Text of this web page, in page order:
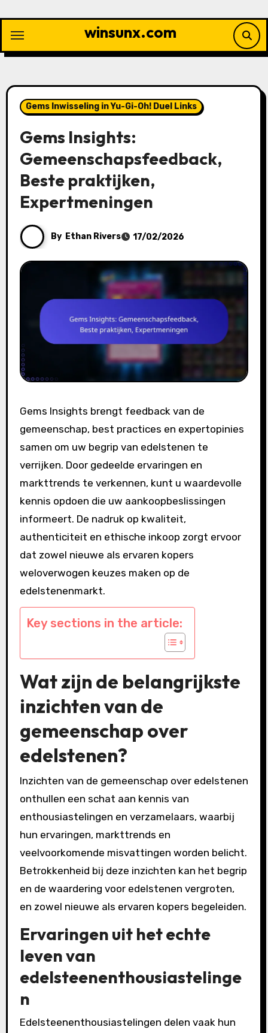
content
winsunx.com
Gems Inwisseling in Yu-Gi-Oh! Duel Links
Gems Insights:
Gemeenschapsfeedback,
Beste praktijken,
Expertmeningen
By Ethan Rivers 17/02/2026
Gems Insights brengt feedback van de
gemeenschap, best practices en expertopinies
samen om uw begrip van edelstenen te
verrijken. Door gedeelde ervaringen en
markttrends te verkennen, kunt u waardevolle
kennis opdoen die uw aankoopbeslissingen
informeert. De nadruk op kwaliteit,
authenticiteit en ethische inkoop zorgt ervoor
dat zowel nieuwe als ervaren kopers
weloverwogen keuzes maken op de
edelstenenmarkt.
Key sections in the article:
Wat zijn de belangrijkste
inzichten van de
gemeenschap over
edelstenen?
Inzichten van de gemeenschap over edelstenen
onthullen een schat aan kennis van
enthousiastelingen en verzamelaars, waarbij
hun ervaringen, markttrends en
veelvoorkomende misvattingen worden belicht.
Betrokkenheid bij deze inzichten kan het begrip
en de waardering voor edelstenen vergroten,
en zowel nieuwe als ervaren kopers begeleiden.
Ervaringen uit het echte
leven van
edelsteenenthousiastelinge
n
Edelsteenenthousiastelingen delen vaak hun